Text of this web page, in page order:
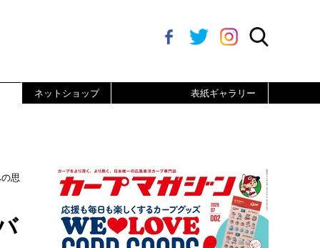
ネットショップ 表紙ギャラリー
思